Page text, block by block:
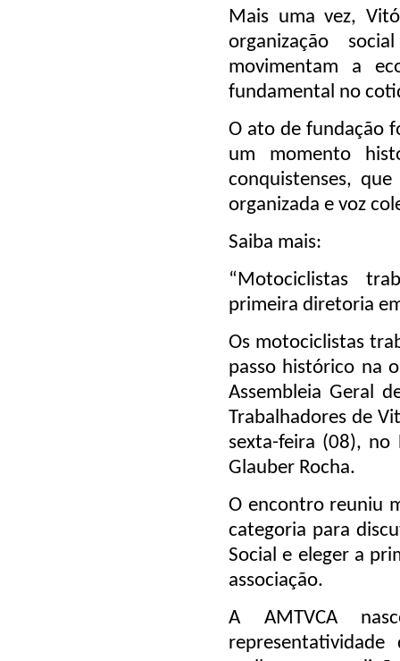
Mais uma vez,
organização
movimentam a
fundamental no
O ato de fundação
um momento
conquistenses,
organizada e voz
Saiba mais:
“Motociclistas
primeira diretoria
Os motociclistas
passo histórico na
Assembleia Geral
Trabalhadores de
sexta-feira (08), no
Glauber Rocha.
O encontro reuniu
categoria para
Social e eleger a
associação.
A AMTVCA